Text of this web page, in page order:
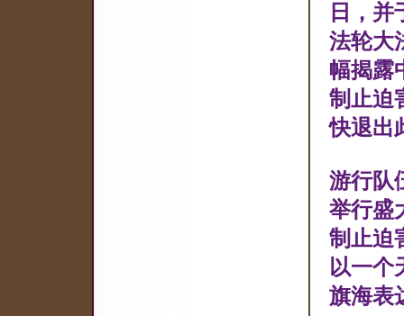
日，并
法轮大
幅揭露
制止迫
快退出
游行队
举行盛
制止迫
以一个
旗海表